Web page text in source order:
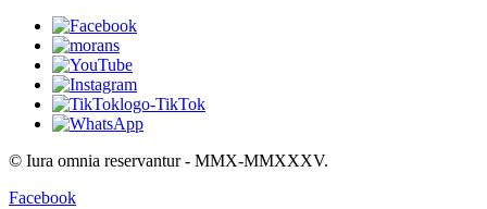
© Iura omnia reservantur - MMX-MMXXXV.
Facebook